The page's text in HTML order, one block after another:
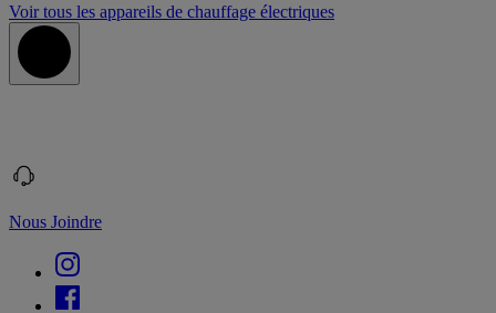
Voir tous les appareils de chauffage électriques
Nous Joindre